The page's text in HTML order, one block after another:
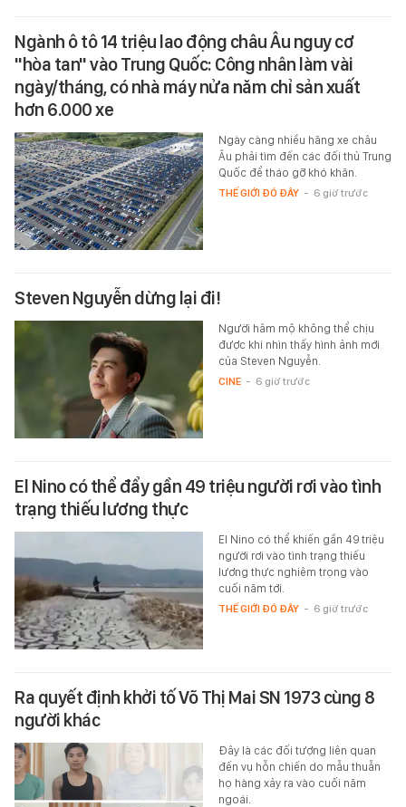
Ngành ô tô 14 triệu lao động châu Âu nguy cơ
"hòa tan" vào Trung Quốc: Công nhân làm vài
ngày/tháng, có nhà máy nửa năm chỉ sản xuất
hơn 6.000 xe
Ngày càng nhiều hãng xe châu
Âu phải tìm đến các đối thủ Trung
Quốc để tháo gỡ khó khăn.
THẾ GIỚI ĐÓ ĐÂY - 6 giờ trước
Steven Nguyễn dừng lại đi!
Người hâm mộ không thể chịu
được khi nhìn thấy hình ảnh mới
của Steven Nguyễn.
CINE - 6 giờ trước
El Nino có thể đẩy gần 49 triệu người rơi vào tình
trạng thiếu lương thực
El Nino có thể khiến gần 49 triệu
người rơi vào tình trạng thiếu
lương thực nghiêm trọng vào
cuối năm tới.
THẾ GIỚI ĐÓ ĐÂY - 6 giờ trước
Ra quyết định khởi tố Võ Thị Mai SN 1973 cùng 8
người khác
Đây là các đối tượng liên quan
đến vụ hỗn chiến do mẫu thuẫn
họ hàng xảy ra vào cuối năm
ngoái.